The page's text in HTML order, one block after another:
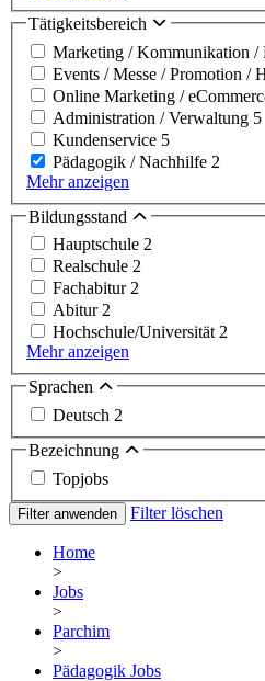
Tätigkeitsbereich
Marketing / Kommunikation /
Events / Messe / Promotion /
Online Marketing /
Administration / Verwaltung 5
Kundenservice 5
Pädagogik / Nachhilfe 2
Mehr anzeigen
Bildungsstand
Hauptschule 2
Realschule 2
Fachabitur2
Abitur2
Hochschule/Universität2
Mehr anzeigen
Sprachen
Deutsch 2
Bezeichnung
Topjobs
Filter anwenden Filter löschen
Home
>
Jobs
>
Parchim
>
Pädagogik Jobs